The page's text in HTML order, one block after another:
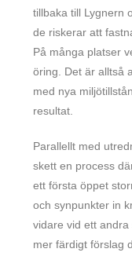
tillbaka till Lygnern
de riskerar att
På många platser
öring. Det är alltså
med nya
resultat.
Parallellt med
skett en process
ett första öppet
och synpunkter in
vidare vid ett
mer färdigt förslag